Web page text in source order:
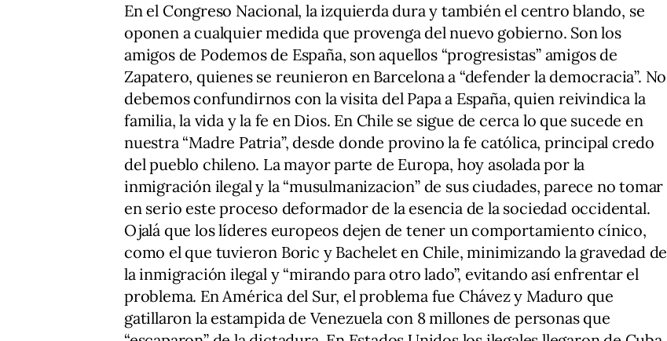
En el Congreso Nacional, la izquierda dura y también el centro blando, se
oponen a cualquier medida que provenga del nuevo gobierno. Son los
amigos de Podemos de España, son aquellos “progresistas” amigos de
Zapatero, quienes se reunieron en Barcelona a “defender la democracia”. No
debemos confundirnos con la visita del Papa a España, quien reivindica la
familia, la vida y la fe en Dios. En Chile se sigue de cerca lo que sucede en
nuestra “Madre Patria”, desde donde provino la fe católica, principal credo
del pueblo chileno. La mayor parte de Europa, hoy asolada por la
inmigración ilegal y la “musulmanizacion” de sus ciudades, parece no tomar
en serio este proceso deformador de la esencia de la sociedad occidental.
Ojalá que los líderes europeos dejen de tener un comportamiento cínico,
como el que tuvieron Boric y Bachelet en Chile, minimizando la gravedad de
la inmigración ilegal y “mirando para otro lado”, evitando así enfrentar el
problema. En América del Sur, el problema fue Chávez y Maduro que
gatillaron la estampida de Venezuela con 8 millones de personas que